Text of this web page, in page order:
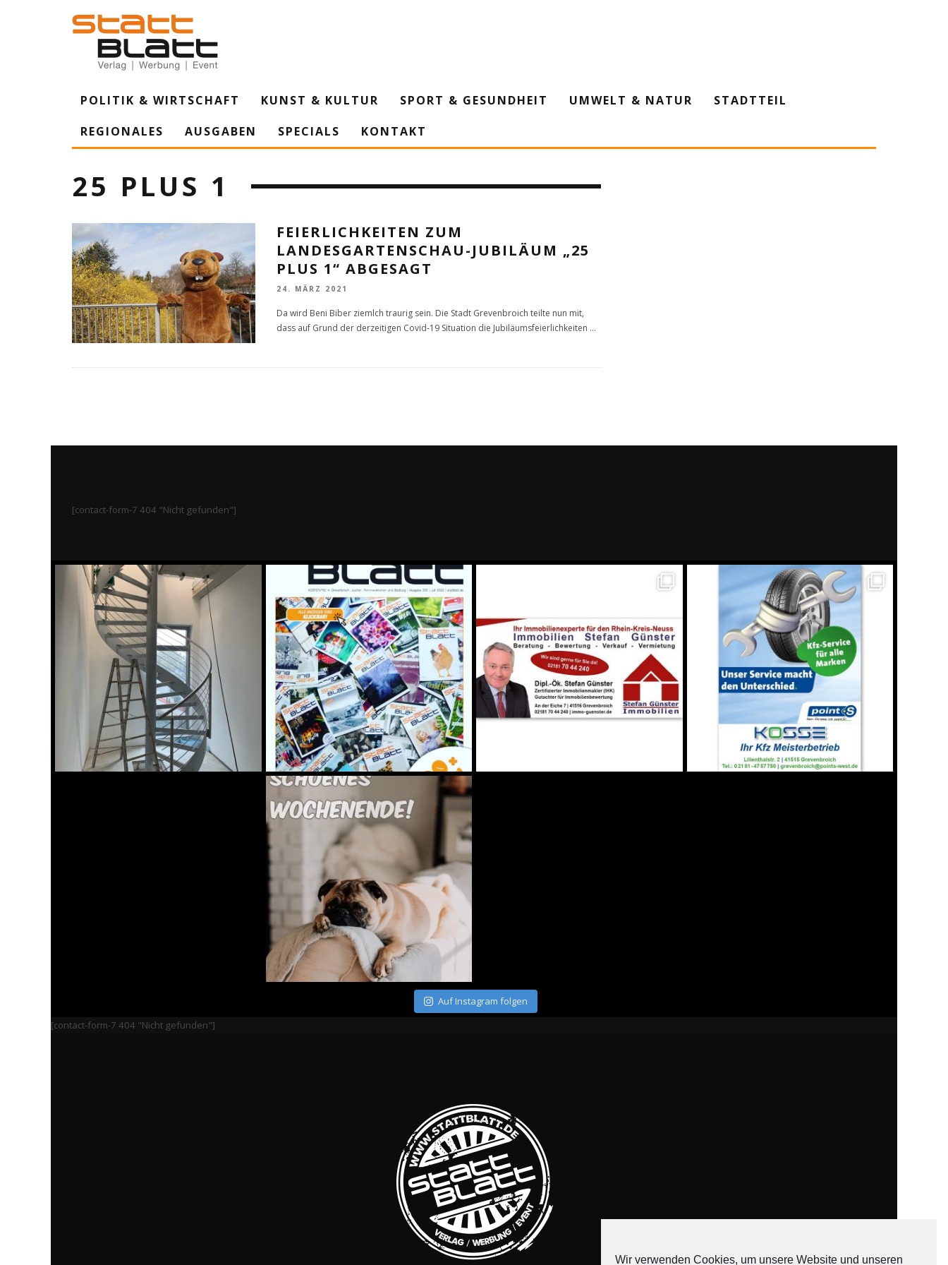
POLITIK & WIRTSCHAFT KUNST & KULTUR SPORT & GESUNDHEIT UMWELT & NATUR
STADTTEIL
REGIONALES
AUSGABEN SPECIALS KONTAKT
25 PLUS 1
FEIERLICHKEITEN ZUM
LANDESGARTENSCHAU-JUBILÄUM „25
PLUS 1“ ABGESAGT
24. MÄRZ 2021
Da wird Beni Biber ziemlch traurig sein. Die Stadt Grevenbroich teilte nun mit,
dass auf Grund der derzeitigen Covid-19 Situation die Jubiläumsfeierlichkeiten ...
[contact-form-7 404 "Nicht gefunden"]
Auf Instagram folgen
[contact-form-7 404 "Nicht gefunden"]
Wir verwenden Cookies, um unsere Website und unseren